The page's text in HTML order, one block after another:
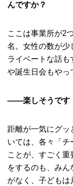
んですか？
ここは事業所が2
名。女性の数が少
ライベートな話も
や誕生日会もやっ
――楽しそうです
距離が一気にグッ
いては、各々「チ
ことが、すごく重
をするのも、み
がなく、子どもは